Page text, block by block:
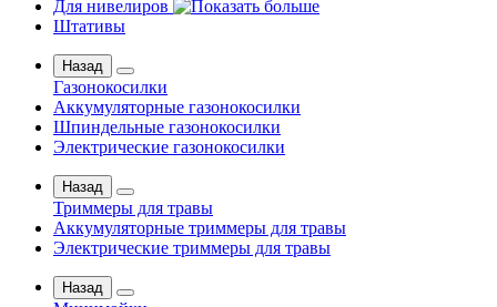
Для нивелиров
Штативы
Назад
Газонокосилки
Аккумуляторные газонокосилки
Шпиндельные газонокосилки
Электрические газонокосилки
Назад
Триммеры для травы
Аккумуляторные триммеры для травы
Электрические триммеры для травы
Назад